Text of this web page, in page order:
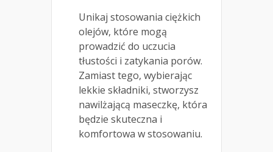
Unikaj stosowania ciężkich
olejów, które mogą
prowadzić do uczucia
tłustości i zatykania porów.
Zamiast tego, wybierając
lekkie składniki, stworzysz
nawilżającą maseczkę, która
będzie skuteczna i
komfortowa w stosowaniu.